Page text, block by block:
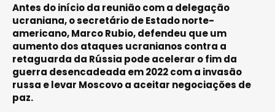
Antes do início da reunião com a delegação
ucraniana, o secretário de Estado norte-
americano, Marco Rubio, defendeu que um
aumento dos ataques ucranianos contra a
retaguarda da Rússia pode acelerar o fim da
guerra desencadeada em 2022 com a invasão
russa e levar Moscovo a aceitar negociações de
paz.